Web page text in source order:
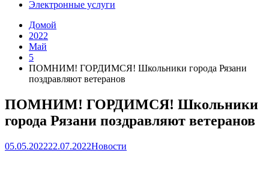
Электронные услуги
Домой
2022
Май
5
ПОМНИМ! ГОРДИМСЯ! Школьники города Рязани
поздравляют ветеранов
ПОМНИМ! ГОРДИМСЯ! Школьники
города Рязани поздравляют ветеранов
05.05.202222.07.2022Новости